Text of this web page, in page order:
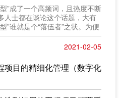
”成了一个高频词，且热度不断
人士都在谈论这个话题，大有
”谁就是个“落伍者”之状。为便
论问题，今天我也凑个热闹，
题，谈一点粗浅认识，就教于同
2021-02-05
项目的精细化管理（数字化